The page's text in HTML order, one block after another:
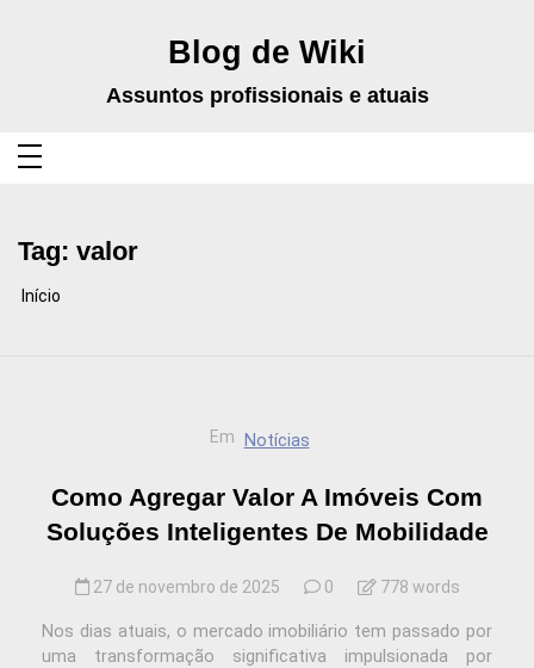
Blog de Wiki
Assuntos profissionais e atuais
Tag: valor
Início
Em Notícias
Como Agregar Valor A Imóveis Com
Soluções Inteligentes De Mobilidade
27 de novembro de 2025 0 778 words
Nos dias atuais, o mercado imobiliário tem passado por
uma transformação significativa impulsionada por